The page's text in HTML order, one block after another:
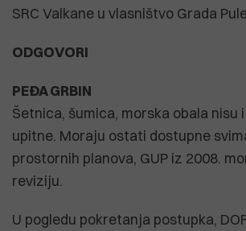
SRC Valkane u vlasništvo Grada
ODGOVORI
PEĐA GRBIN
Šetnica, šumica, morska obala nisu
upitne. Moraju ostati dostupne
prostornih planova, GUP iz 2008.
reviziju.
U pogledu pokretanja postupka,